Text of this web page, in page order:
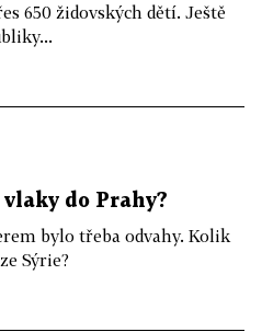
650 židovských dětí. Ještě
do Prahy?
bylo třeba odvahy. Kolik
Sýrie?